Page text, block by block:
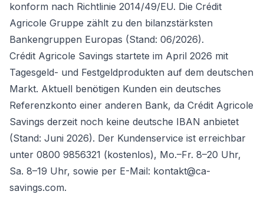
konform nach Richtlinie 2014/49/EU. Die Crédit
Agricole Gruppe zählt zu den bilanzstärksten
Bankengruppen Europas (Stand: 06/2026).
Crédit Agricole Savings startete im April 2026 mit
Tagesgeld- und Festgeldprodukten auf dem deutschen
Markt. Aktuell benötigen Kunden ein deutsches
Referenzkonto einer anderen Bank, da Crédit Agricole
Savings derzeit noch keine deutsche IBAN anbietet
(Stand: Juni 2026). Der Kundenservice ist erreichbar
unter 0800 9856321 (kostenlos), Mo.–Fr. 8–20 Uhr,
Sa. 8–19 Uhr, sowie per E-Mail: kontakt@ca-
savings.com.